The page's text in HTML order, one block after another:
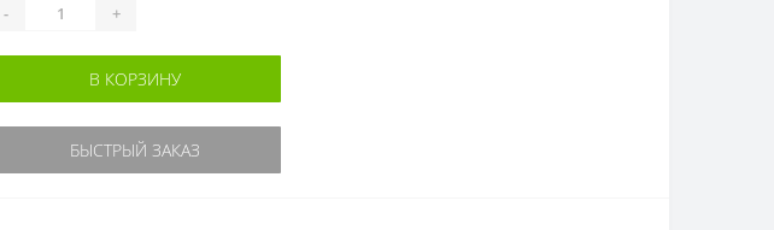
- +
В КОРЗИНУ
БЫСТРЫЙ ЗАКАЗ